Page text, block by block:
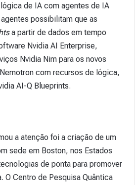
de IA com agentes de IA
possibilitam que as
a partir de dados em tempo
Nvidia AI Enterprise,
Nvidia Nim para os novos
com recursos de lógica,
AI-Q Blueprints.
a atenção foi a criação de um
sede em Boston, nos Estados
de ponta para promover
O Centro de Pesquisa Quântica